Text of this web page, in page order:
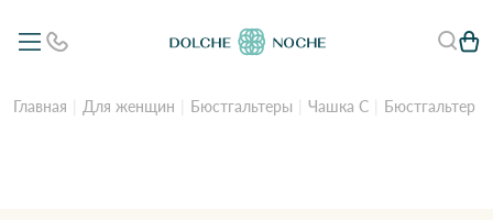
Главная Для женщин Бюстгальтеры Чашка C Бюстгальтер